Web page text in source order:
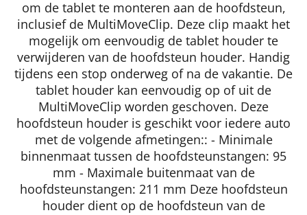
om de tablet te monteren aan de hoofdsteun,
inclusief de MultiMoveClip. Deze clip maakt het
mogelijk om eenvoudig de tablet houder te
verwijderen van de hoofdsteun houder. Handig
tijdens een stop onderweg of na de vakantie. De
tablet houder kan eenvoudig op of uit de
MultiMoveClip worden geschoven. Deze
hoofdsteun houder is geschikt voor iedere auto
met de volgende afmetingen:: - Minimale
binnenmaat tussen de hoofdsteunstangen: 95
mm - Maximale buitenmaat van de
hoofdsteunstangen: 211 mm Deze hoofdsteun
houder dient op de hoofdsteun van de